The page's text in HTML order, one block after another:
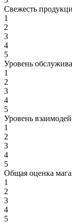
Свежесть
1
2
3
4
5
Уровень
1
2
3
4
5
Уровень
1
2
3
4
5
Общая оценка
1
2
3
4
5